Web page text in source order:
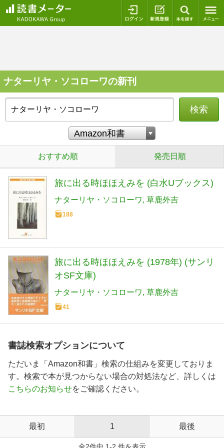
ログイン 新規登録
ナターリヤ・ソコローワの新刊
検索
おすすめ順 発売日順
旅に出る時ほほえみを (白水Uブックス)
ナターリヤ・ソコローワ 草鹿外吉
188
旅に出る時ほほえみを (1978年) (サンリ
オSF文庫)
ナターリヤ・ソコローワ 草鹿外吉
41
書誌検索オプションについて
ただいま「Amazon和書」検索の仕組みを変更しておりま
す。検索で本が見つからない場合の対処法など、詳しくは
こちらのお知らせをご確認ください。
最初 1 最後